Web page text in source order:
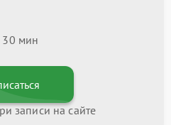
30 мин
записи на сайте